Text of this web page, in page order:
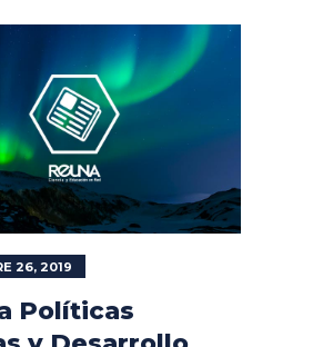
26, 2019
Políticas